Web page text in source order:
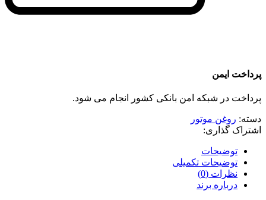
پرداخت ایمن
پرداخت در شبکه امن بانکی کشور انجام می شود.
دسته: روغن موتور
اشتراک گذاری:
توضیحات
توضیحات تکمیلی
نظرات (0)
درباره برند